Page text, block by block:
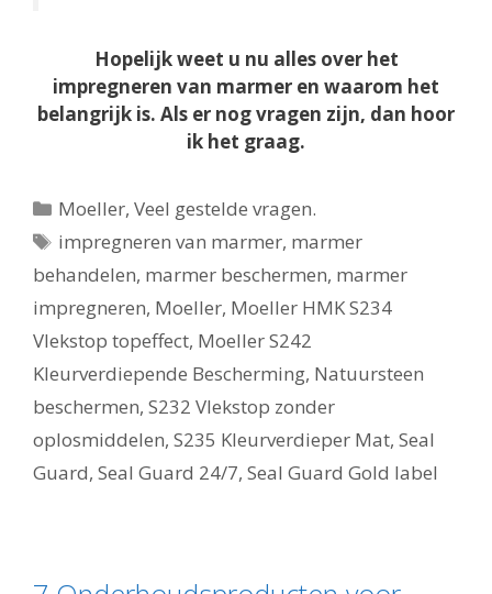
Hopelijk weet u nu alles over het
impregneren van marmer en waarom het
belangrijk is. Als er nog vragen zijn, dan hoor
ik het graag.
Categorieën
Moeller,Veel gestelde vragen.
Tags
impregneren van marmer, marmer
behandelen, marmer beschermen, marmer
impregneren, Moeller, Moeller HMK S234
Vlekstop topeffect, Moeller S242
Kleurverdiepende Bescherming, Natuursteen
beschermen, S232 Vlekstop zonder
oplosmiddelen, S235 Kleurverdieper Mat, Seal
Guard, Seal Guard 24/7, Seal Guard Gold label